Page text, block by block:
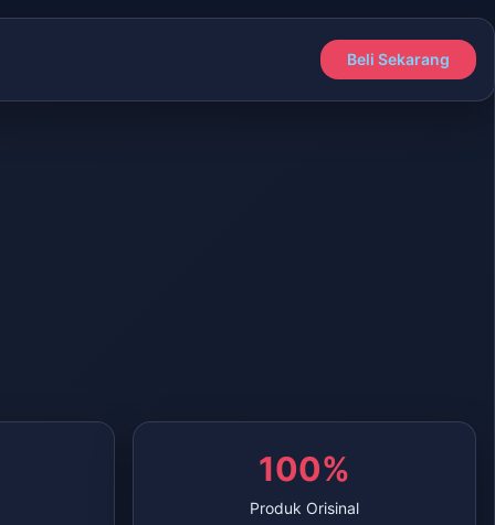
Beli Sekarang
100%
Produk Orisinal